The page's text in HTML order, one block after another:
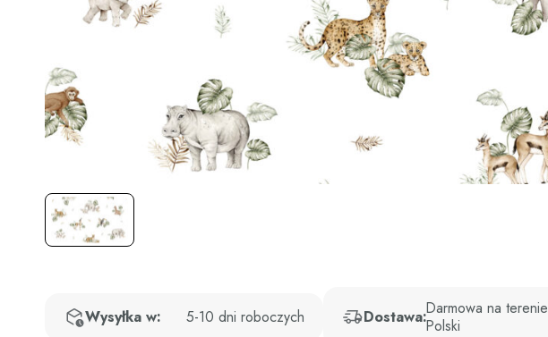
Wysyłka w: 5-10 dni roboczych Dostawa:Darmowa na terenie
Polski